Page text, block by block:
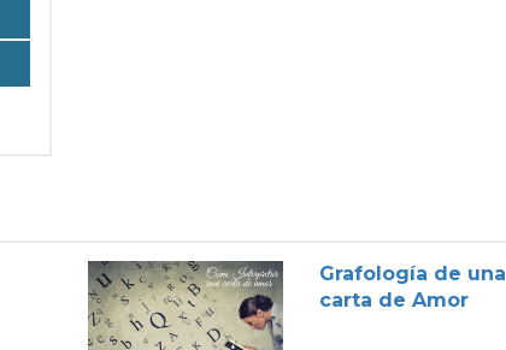
Grafología de una
carta de Amor